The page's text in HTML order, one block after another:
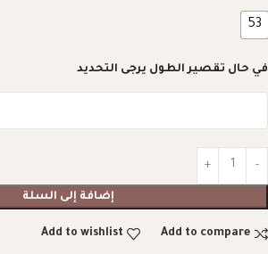
53
في حال تقصير الطول يرجى التحديد
إضافة إلى السلة
Add to compare
Add to wishlist